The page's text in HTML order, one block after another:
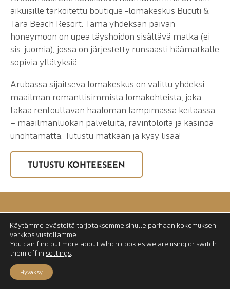
aikuisille tarkoitettu boutique -lomakeskus Bucuti &
Tara Beach Resort. Tämä yhdeksän päivän
honeymoon on upea täyshoidon sisältävä matka (ei
sis. juomia), jossa on järjestetty runsaasti häämatkalle
sopivia yllätyksiä.
Arubassa sijaitseva lomakeskus on valittu yhdeksi
maailman romanttisimmista lomakohteista, joka
takaa rentouttavan hääloman lämpimässä keitaassa
– maailmanluokan palveluita, ravintoloita ja kasinoa
unohtamatta. Tutustu matkaan ja kysy lisää!
TUTUSTU KOHTEESEEN
Käytämme evästeitä tarjotaksemme sinulle parhaan kokemuksen
verkkosivustollamme.
You can find out more about which cookies we are using or switch
them off in settings.
Hyväksy